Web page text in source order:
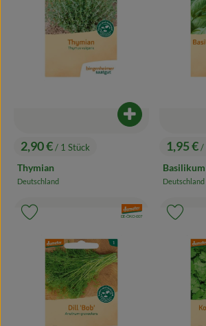
, Preis:
2,90 €/ 1 Stück
Thymian
, Herkunft:
Deutschland
Produkt zum
, Preis:
1,95 €/
, Herkunft:
Deutschland
, Verband:
, Kontrollstelle:
DE-ÖKO-007
Produkt zu Favouriten hinzufügen